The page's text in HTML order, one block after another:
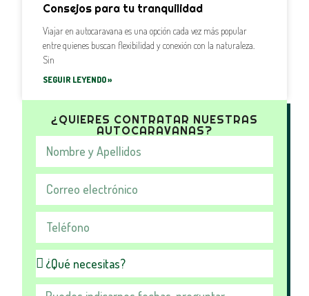
Consejos para tu tranquilidad
Viajar en autocaravana es una opción cada vez más popular
entre quienes buscan flexibilidad y conexión con la naturaleza.
Sin
SEGUIR LEYENDO »
¿QUIERES CONTRATAR NUESTRAS
AUTOCARAVANAS?